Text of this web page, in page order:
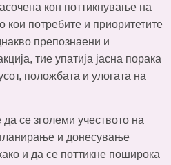
кон поттикнување на
кои потребите и приоритетите
препознаени и
тие упатија јасна порака
положбата и улогата на
се зголеми учеството на
и донесување
и да се поттикне поширока